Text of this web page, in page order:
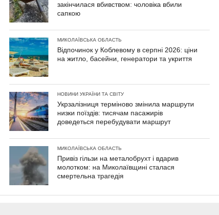
закінчилася вбивством: чоловіка вбили
сапкою
МИКОЛАЇВСЬКА ОБЛАСТЬ
Відпочинок у Коблевому в серпні 2026: ціни
на житло, басейни, генератори та укриття
НОВИНИ УКРАЇНИ ТА СВІТУ
Укрзалізниця терміново змінила маршрути
низки поїздів: тисячам пасажирів
доведеться перебудувати маршрут
МИКОЛАЇВСЬКА ОБЛАСТЬ
Привіз гільзи на металобрухт і вдарив
молотком: на Миколаївщині сталася
смертельна трагедія